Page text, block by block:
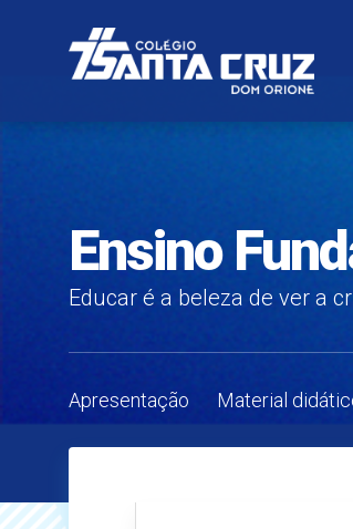
Ensino
Educar é a beleza de ver a
Apresentação Material